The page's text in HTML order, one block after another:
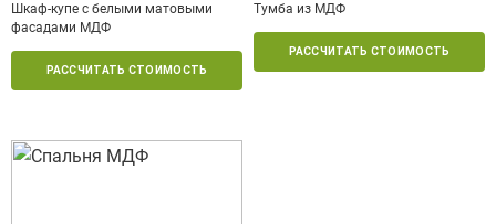
Шкаф-купе с белыми матовыми
фасадами МДФ
РАССЧИТАТЬ СТОИМОСТЬ
Тумба из МДФ
РАССЧИТАТЬ СТОИМОСТЬ